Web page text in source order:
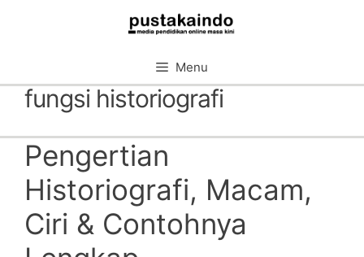
Menu
fungsi historiografi
Pengertian
Historiografi, Macam,
Ciri & Contohnya